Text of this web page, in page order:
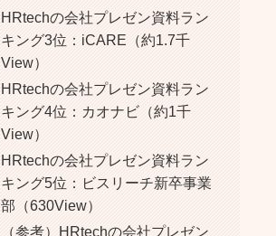
HRtechの会社プレゼン資料ラン
キング3位：iCARE（約1.7千
View）
HRtechの会社プレゼン資料ラン
キング4位：カオナビ（約1千
View）
HRtechの会社プレゼン資料ラン
キング5位：ビスリーチ新卒事業
部（630View）
（参考）HRtechの会社プレゼン